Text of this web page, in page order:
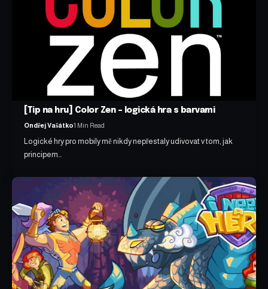
[Tip na hru] Color Zen – logická hra s barvami
Ondřej Vašátko1 Min Read
Logické hry pro mobily mě nikdy nepřestaly udivovat v tom, jak
principem…